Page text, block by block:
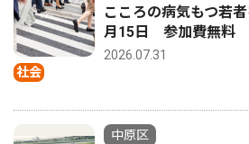
社会
こころの病気もつ若
月15日 参加費無料
2026.07.31
中原区